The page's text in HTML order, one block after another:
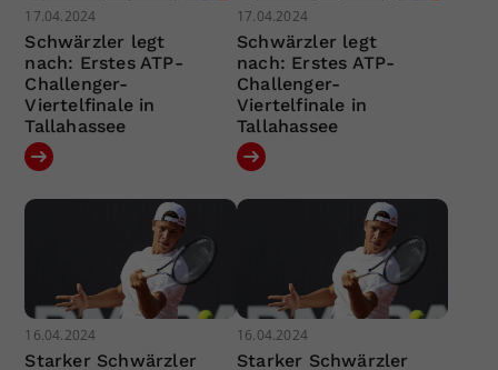
17.04.2024
Schwärzler legt
nach: Erstes ATP-
Challenger-
Viertelfinale in
Tallahassee
17.04.2024
Schwärzler legt
nach: Erstes ATP-
Challenger-
Viertelfinale in
Tallahassee
16.04.2024
Starker Schwärzler
16.04.2024
Starker Schwärzler